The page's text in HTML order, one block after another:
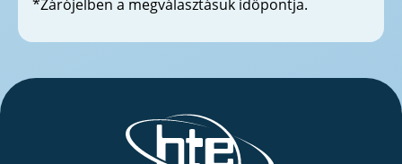
*Zárójelben a megválasztásuk időpontja.